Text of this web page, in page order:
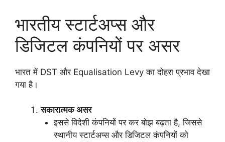
भारतीय स्टार्टअप्स और
डिजिटल कंपनियों पर असर
भारत में DST और Equalisation Levy का दोहरा प्रभाव देखा
गया है।
सकारात्मक असर
इससे विदेशी कंपनियों पर कर बोझ बढ़ता है, जिससे
स्थानीय स्टार्टअप्स और डिजिटल कंपनियों को